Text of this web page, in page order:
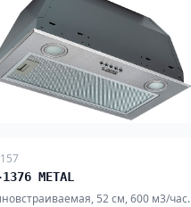
1376 METAL
52 см, 600 м3/час.